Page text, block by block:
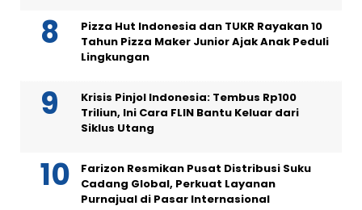
Pizza Hut Indonesia dan TUKR Rayakan 10
Tahun Pizza Maker Junior Ajak Anak Peduli
Lingkungan
Krisis Pinjol Indonesia: Tembus Rp100
Triliun, Ini Cara FLIN Bantu Keluar dari
Siklus Utang
Farizon Resmikan Pusat Distribusi Suku
Cadang Global, Perkuat Layanan
Purnajual di Pasar Internasional